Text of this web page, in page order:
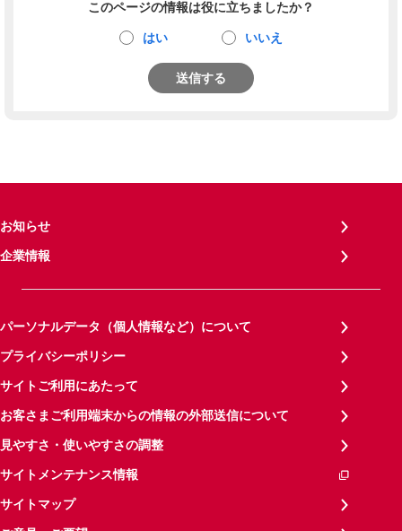
このページの情報は役に立ちましたか？
はい いいえ
送信する
お知らせ
企業情報
パーソナルデータ（個人情報など）について
プライバシーポリシー
サイトご利用にあたって
お客さまご利用端末からの情報の外部送信について
見やすさ・使いやすさの調整
サイトメンテナンス情報
サイトマップ